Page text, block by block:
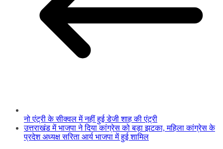
नो एंट्री के सीक्वल में नहीं हुई डेजी शाह की एंट्री
उत्तराखंड में भाजपा ने दिया कांग्रेस को बड़ा झटका, महिला कांग्रेस के
प्रदेश अध्यक्ष सरिता आर्य भाजपा में हुई शामिल